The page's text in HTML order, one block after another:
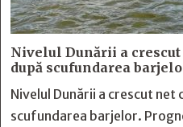
Nivelul Dunării a
după scufundarea
Nivelul Dunării a crescut
scufundarea barjelor.